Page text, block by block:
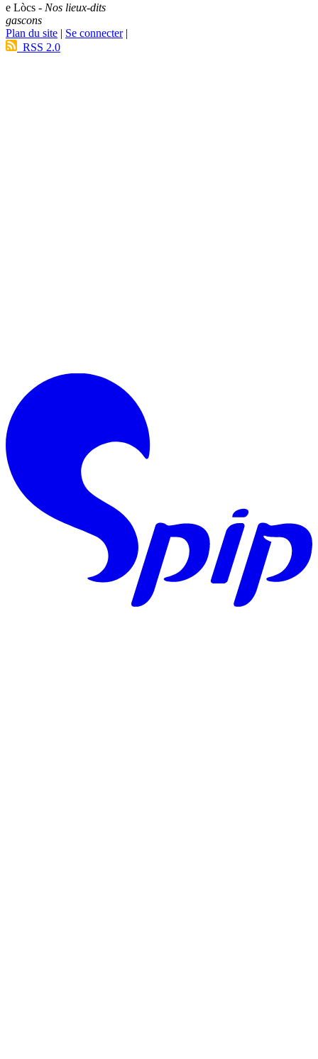
e Lòcs - Nos lieux-dits
gascons
Plan du site | Se connecter|
RSS 2.0